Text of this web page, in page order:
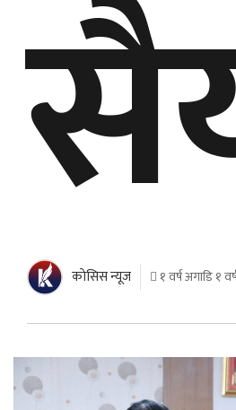
काेसिस न्यूज १ वर्ष अगाडि १